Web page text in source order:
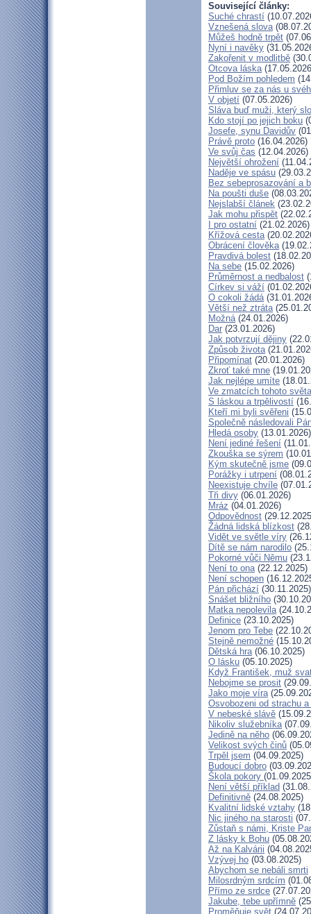
Související články:
Suché chrastí
Vznešená slova
Můžeš hodně trpět
Nyní i navěky
Zakořenit v modlitbě
Otcova láska
Pod Božím pohledem
Přimluv se za nás u
V objetí (07.05.2026)
Sláva buď muži, který
Kdo stojí po jejich boku
Josefe, synu Davidův
Právě proto (16.04.2026)
Ve svůj čas (12.04.2026)
Největší ohrožení
Naděje ve spásu
Bez sebeprosazování a
Na poušti duše
Nejslabší článek
Jak mohu přispět
I pro ostatní (21.02.2026)
Křížová cesta
Obrácení člověka
Pravdivá bolest
Na sebe (15.02.2026)
Průměrnost a nedbalost
Církev si váží
O cokoli žádá
Větší než ztráta
Možná(24.01.2026)
Dar (23.01.2026)
Jak potvrzují dějiny
Způsob života
Připomínat (20.01.2026)
Zkroť také mne
Jak nejlépe umíte
Ve zmatcích tohoto světa
S láskou a trpělivostí
Kteří mi byli svěřeni
Společně následovali
Hledá osoby (13.01.2026)
Není jediné řešení
Zkouška se sýrem
Kým skutečně jsme
Porážky i utrpení
Neexistuje chvíle
Tři divy (06.01.2026)
Mráz (04.01.2026)
Odpovědnost
Žádná lidská blízkost
Vidět ve světle víry
Dítě se nám narodilo
Pokorné vůči Němu
Není to ona(22.12.2025)
Není schopen
Pán přichází (30.11.2025)
Snášet bližního
Matka nepolevila
Definice (23.10.2025)
Jenom pro Tebe
Stejně nemožné
Dětská hra(06.10.2025)
O lásku (05.10.2025)
Když František, muž
Nebojme se prosit
Jako moje víra
Osvobozeni od strachu
V nebeské slávě
Nikoliv služebníka
Jedině na něho
Velikost svých činů
Trpěl jsem (04.09.2025)
Budoucí dobro
Škola pokory
Není větší příklad
Definitivně (24.08.2025)
Kvalitní lidské vztahy
Nic jiného na starosti
Zůstaň s námi, Kriste
Z lásky k Bohu
Až na Kalvárii
Vzývej ho (03.08.2025)
Abychom se nebáli smrti
Milosrdným srdcím
Přímo ze srdce
Jakube, tebe upřímně
Proměňuje svět